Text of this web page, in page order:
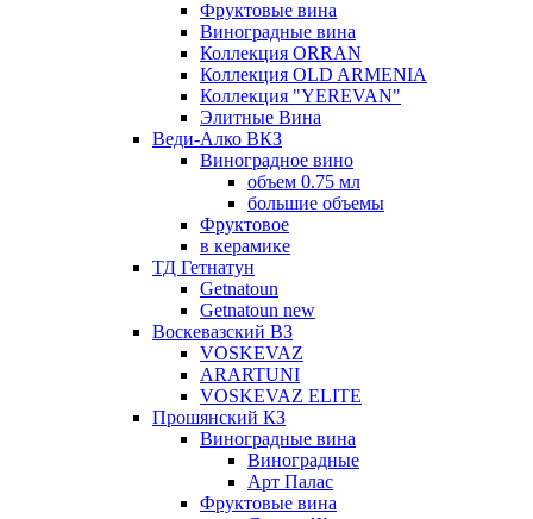
Фруктовые вина
Виноградные вина
Коллекция ORRAN
Коллекция OLD ARMENIA
Коллекция "YEREVAN"
Элитные Вина
Веди-Алко ВКЗ
Виноградное вино
объем 0.75 мл
большие объемы
Фруктовое
в керамике
ТД Гетнатун
Getnatoun
Getnatoun new
Воскевазский ВЗ
VOSKEVAZ
ARARTUNI
VOSKEVAZ ELITE
Прошянский КЗ
Виноградные вина
Виноградные
Арт Палас
Фруктовые вина